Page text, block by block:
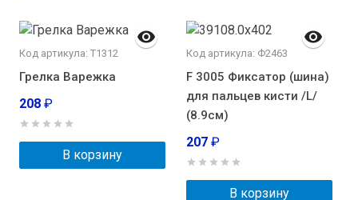
Код артикула: Т1312
Грелка Варежка
208 ₽
В корзину
Код артикула: Ф2463
F 3005 Фиксатор (шина)
для пальцев кисти /L/
(8.9см)
207 ₽
В корзину